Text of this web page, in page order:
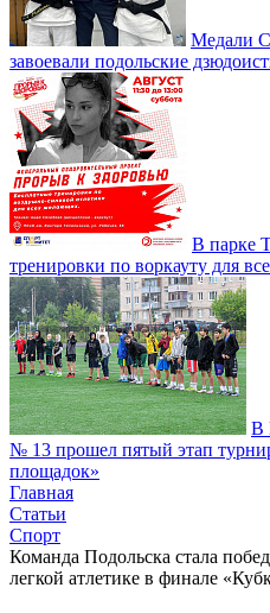
Медали
завоевали подольские
В парке
тренировки по воркауту для
В
№ 13 прошел пятый этап
площадок»
Главная
Статьи
Спорт
Команда Подольска стала
легкой атлетике в финале